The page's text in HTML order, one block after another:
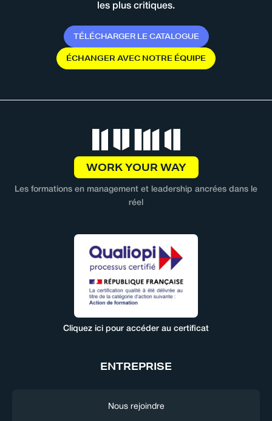
les plus critiques.
TÉLÉCHARGER LE CATALOGUE
ÉCHANGERAVEC NOTRE ÉQUIPE
WORK YOUR WAY
Les formations en management et leadership ancrées dans le
réel
Cliquez ici pour accéder au certificat
ENTREPRISE
Nous rejoindre